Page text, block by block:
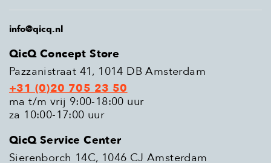
info@qicq.nl
QicQ Concept Store
Pazzanistraat 41, 1014 DB Amsterdam
+31 (0)20 705 23 50
ma t/m vrij 9:00-18:00 uur
za 10:00-17:00 uur
QicQ Service Center
Sierenborch 14C, 1046 CJ Amsterdam